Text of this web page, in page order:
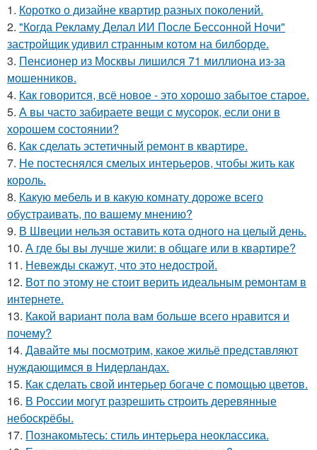
1. Коротко о дизайне квартир разных поколений.
2. "Когда Рекламу Делал ИИ После Бессонной Ночи"
застройщик удивил странным котом на билборде.
3. Пенсионер из Москвы лишился 71 миллиона из-за
мошенников.
4. Как говорится, всё новое - это хорошо забытое старое.
5. А вы часто забираете вещи с мусорок, если они в
хорошем состоянии?
6. Как сделать эстетичный ремонт в квартире.
7. Не постеснялся смелых интерьеров, чтобы жить как
король.
8. Какую мебель и в какую комнату дороже всего
обустраивать, по вашему мнению?
9. В Швеции нельзя оставить кота одного на целый день.
10. А где бы вы лучше жили: в общаге или в квартире?
11. Невежды скажут, что это недострой.
12. Вот по этому не стоит верить идеальным ремонтам в
интернете.
13. Какой вариант пола вам больше всего нравится и
почему?
14. Давайте мы посмотрим, какое жильё представляют
нуждающимся в Нидерландах.
15. Как сделать свой интерьер богаче с помощью цветов.
16. В России могут разрешить строить деревянные
небоскрёбы.
17. Познакомьтесь: стиль интерьера неоклассика.